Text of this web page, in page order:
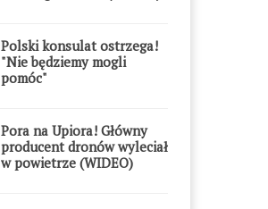
Polski konsulat ostrzega!
"Nie będziemy mogli
pomóc"
Pora na Upiora! Główny
producent dronów wyleciał
w powietrze (WIDEO)